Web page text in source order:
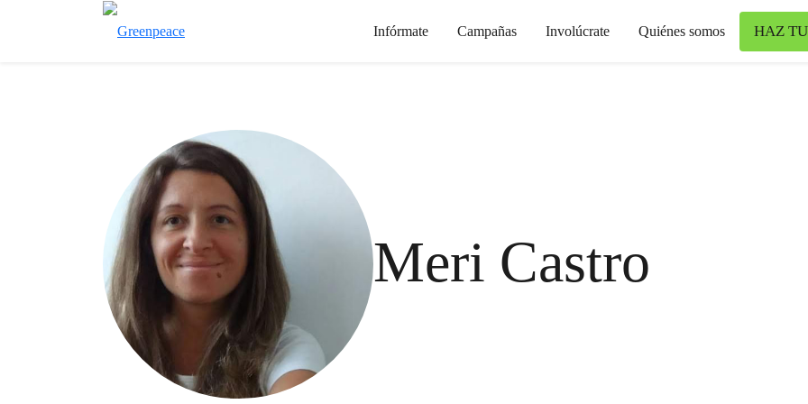
Infórmate Campañas Involúcrate Quiénes somos HAZ
Meri Castro